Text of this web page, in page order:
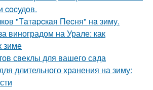
cocудoв.
"Тaтapcкaя Пecня" нa зиму.
виноградом на Урале: как
зиме
свеклы для вашего сада
длительного хранения на зиму: